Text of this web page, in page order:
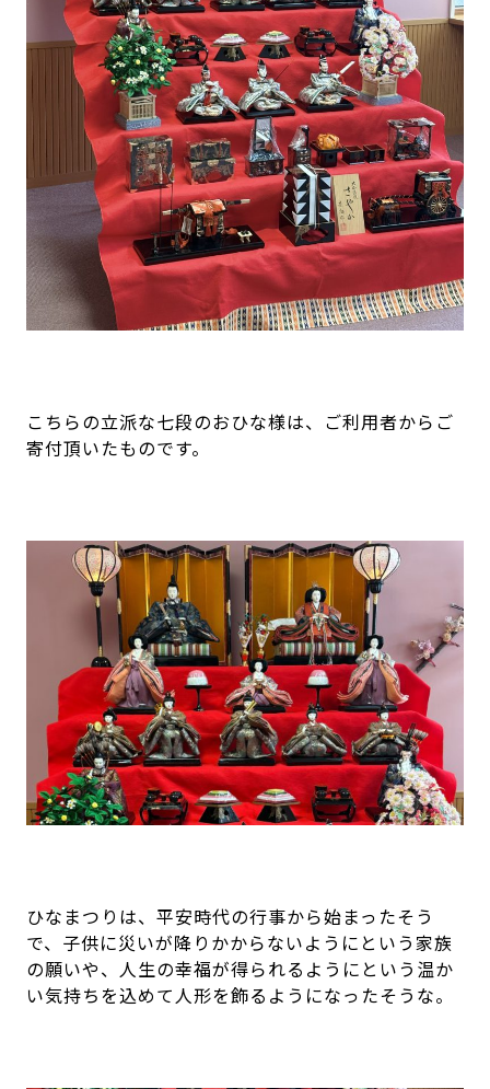
こちらの立派な七段のおひな様は、ご利用者からご
寄付頂いたものです。
ひなまつりは、平安時代の行事から始まったそう
で、子供に災いが降りかからないようにという家族
の願いや、人生の幸福が得られるようにという温か
い気持ちを込めて人形を飾るようになったそうな。